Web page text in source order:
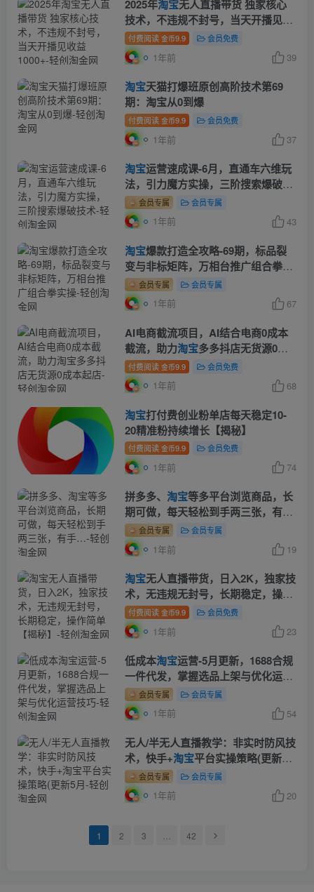
2025年淘宝无人直播带货 独家核心
技术，不违规不封号，当天开播见收
益1000+
付费阅读 金币9.9 会员免费
1年前 39
淘宝天猫打爆班原创高阶技术第69
期：淘宝从0到爆
付费阅读 金币9.9 会员免费
1年前 37
淘宝运营速成课-6月，直通车六维玩
法，引力魔方实操，三阶搜索爆破技
术 会员专属 会员专属
1年前 43
淘宝爆款打造全攻略-69期，标品裂
变与非标矩阵，万相台推广组合拳实
操 会员专属 会员专属
1年前 67
AI电商截流项目，AI结合电商0成本
截流，助力淘宝多多抖店无货源0成
本起店
付费阅读 金币9.9 会员免费
1年前 68
淘宝打付费创业粉单店每天稳定10-
20精准粉持续增长【揭秘】
付费阅读 金币9.9 会员免费
1年前 74
拼多多、 淘宝等多平台浏览商品，长
期可做，每天轻松到手两三张，有
手…会员专属 会员专属
1年前 19
淘宝无人直播带货，日入2K，独家技
术，无违规无封号，长期稳定，操作
简单【揭秘】
付费阅读 金币9.9 会员免费
1年前 23
低成本淘宝运营-5月更新，1688合规
一件代发，掌握选品上架与优化运营
技巧会员专属 会员专属
1年前 54
无人/半无人直播教学：非实时防风技
术，快手+淘宝平台实操策略(更新5
月 会员专属 会员专属
1年前 20
1 2 3 42